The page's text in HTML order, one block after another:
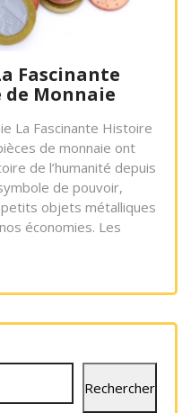
Fascinante
de Monnaie
La Fascinante Histoire
de monnaie ont
de l’humanité depuis
de pouvoir,
petits objets métalliques
économies. Les
Rechercher